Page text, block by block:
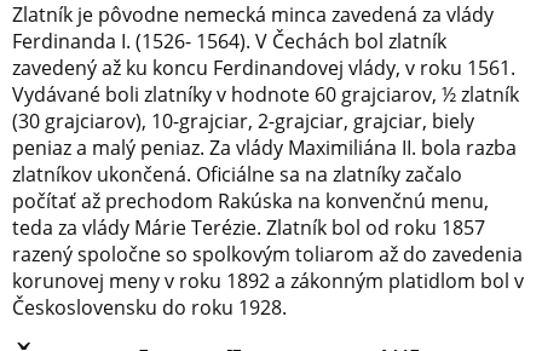
Zlatník je pôvodne nemecká minca zavedená za vlády
Ferdinanda I. (1526- 1564). V Čechách bol zlatník
zavedený až ku koncu Ferdinandovej vlády, v roku 1561.
Vydávané boli zlatníky v hodnote 60 grajciarov, ½ zlatník
(30 grajciarov), 10-grajciar, 2-grajciar, grajciar, biely
peniaz a malý peniaz. Za vlády Maximiliána II. bola razba
zlatníkov ukončená. Oficiálne sa na zlatníky začalo
počítať až prechodom Rakúska na konvenčnú menu,
teda za vlády Márie Terézie. Zlatník bol od roku 1857
razený spoločne so spolkovým toliarom až do zavedenia
korunovej meny v roku 1892 a zákonným platidlom bol v
Československu do roku 1928.